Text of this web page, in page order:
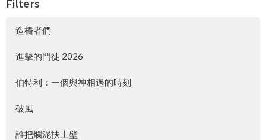
造橋者們
進擊的門徒 2026
伯特利：一個與神相遇的時刻
破風
誰把爛泥扶上壁